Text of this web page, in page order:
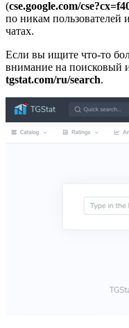
(cse.google.com/
по никам
чатах.
Если вы ищите что-то
внимание на поисковый
tgstat.com/ru/search.